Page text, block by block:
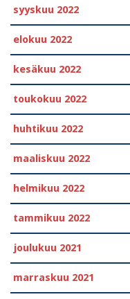
syyskuu 2022
elokuu 2022
kesäkuu 2022
toukokuu 2022
huhtikuu 2022
maaliskuu 2022
helmikuu 2022
tammikuu 2022
joulukuu 2021
marraskuu 2021